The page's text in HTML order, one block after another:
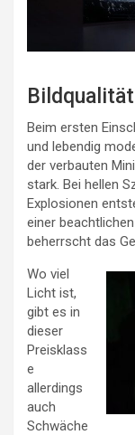
Bildqualität
Beim ersten
und lebendig
der verbauten
stark. Bei hellen
Explosionen
einer
beherrscht das
Wo viel
Licht ist,
gibt es in
dieser
Preisklass
e
allerdings
auch
Schwäche